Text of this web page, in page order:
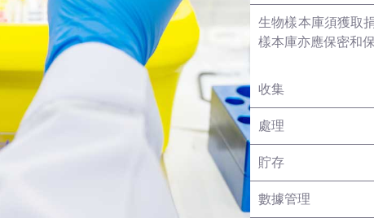
生物樣本庫須獲取
樣本庫亦應保密和
收集
處理
貯存
數據管理